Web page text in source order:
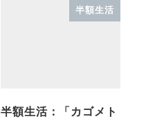
半額生活
半額生活：「カゴメト